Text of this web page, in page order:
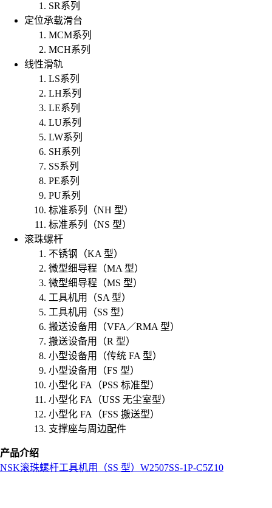
SR系列
定位承载滑台
MCM系列
MCH系列
线性滑轨
LS系列
LH系列
LE系列
LU系列
LW系列
SH系列
SS系列
PE系列
PU系列
标准系列（NH 型）
标准系列（NS 型）
滚珠螺杆
不锈钢（KA 型）
微型细导程（MA 型）
微型细导程（MS 型）
工具机用（SA 型）
工具机用（SS 型）
搬送设备用（VFA／RMA 型）
搬送设备用（R 型）
小型设备用（传统 FA 型）
小型设备用（FS 型）
小型化 FA（PSS 标准型）
小型化 FA（USS 无尘室型）
小型化 FA（FSS 搬送型）
支撑座与周边配件
产品介绍
NSK滚珠螺杆工具机用（SS 型） W2507SS-1P-C5Z10